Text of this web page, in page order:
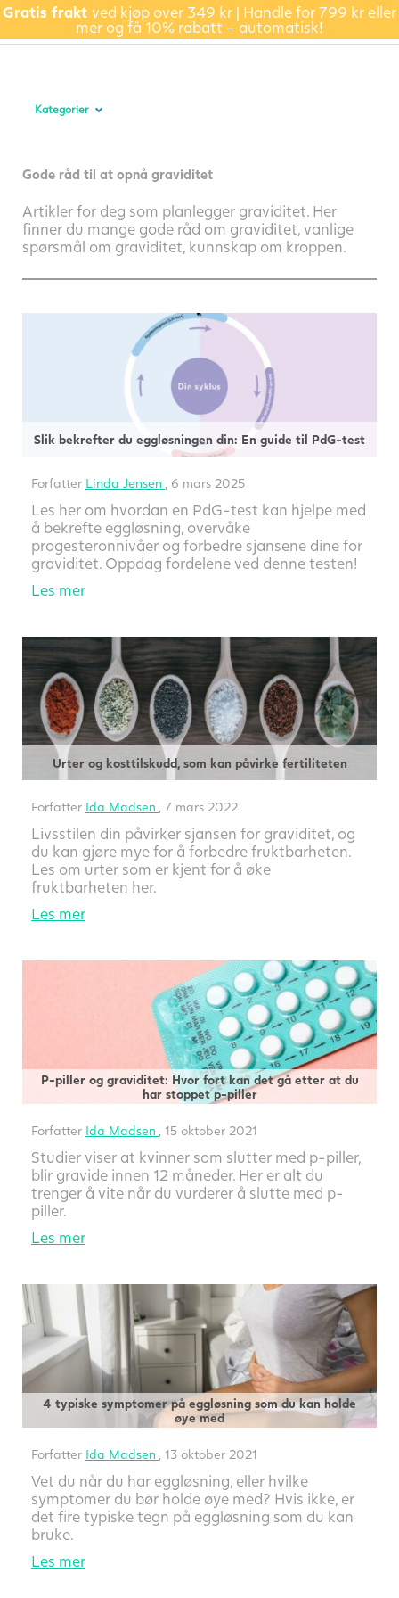
Gratis frakt ved kjøp over 349 kr | Handle for 799 kr eller
mer og få 10% rabatt – automatisk!
Kategorier
Gode råd til at opnå graviditet
Artikler for deg som planlegger graviditet. Her
finner du mange gode råd om graviditet, vanlige
spørsmål om graviditet, kunnskap om kroppen.
Slik bekrefter du eggløsningen din: En guide til PdG-test
Forfatter Linda Jensen , 6 mars 2025
Les her om hvordan en PdG-test kan hjelpe med
å bekrefte eggløsning, overvåke
progesteronnivåer og forbedre sjansene dine for
graviditet. Oppdag fordelene ved denne testen!
Les mer
Urter og kosttilskudd, som kan påvirke fertiliteten
Forfatter Ida Madsen , 7 mars 2022
Livsstilen din påvirker sjansen for graviditet, og
du kan gjøre mye for å forbedre fruktbarheten.
Les om urter som er kjent for å øke
fruktbarheten her.
Les mer
P-piller og graviditet: Hvor fort kan det gå etter at du
har stoppet p-piller
Forfatter Ida Madsen , 15 oktober 2021
Studier viser at kvinner som slutter med p-piller,
blir gravide innen 12 måneder. Her er alt du
trenger å vite når du vurderer å slutte med p-
piller.
Les mer
4 typiske symptomer på eggløsning som du kan holde
øye med
Forfatter Ida Madsen , 13 oktober 2021
Vet du når du har eggløsning, eller hvilke
symptomer du bør holde øye med? Hvis ikke, er
det fire typiske tegn på eggløsning som du kan
bruke.
Les mer